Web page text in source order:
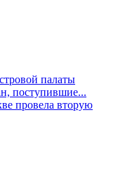
палаты
поступившие...
провела вторую